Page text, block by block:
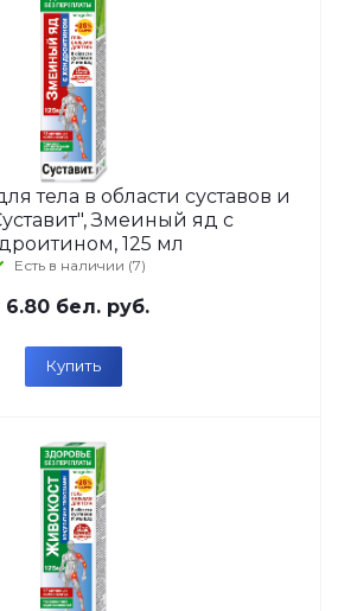
тела в области суставов и
Змеиный яд с
125 мл
Есть в наличии (7)
6.80 бел. руб.
Купить